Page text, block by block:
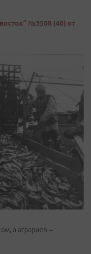
№3508 (40) от
а аграриев –